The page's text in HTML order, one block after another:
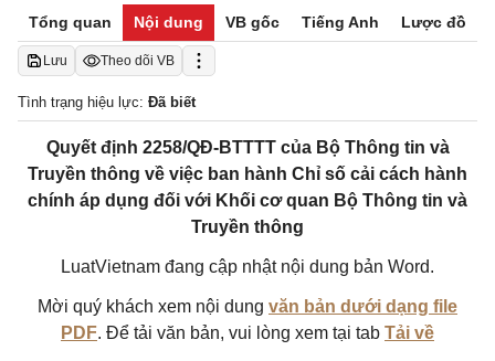
Tổng quan Nội dung VB gốc Tiếng Anh Lược đồ
Lưu Theo dõi VB
Tình trạng hiệu lực: Đã biết
Quyết định 2258/QĐ-BTTTT của Bộ Thông tin và
Truyền thông về việc ban hành Chỉ số cải cách hành
chính áp dụng đối với Khối cơ quan Bộ Thông tin và
Truyền thông
LuatVietnam đang cập nhật nội dung bản Word.
Mời quý khách xem nội dung văn bản dưới dạng file
PDF. Để tải văn bản, vui lòng xem tại tab Tải về